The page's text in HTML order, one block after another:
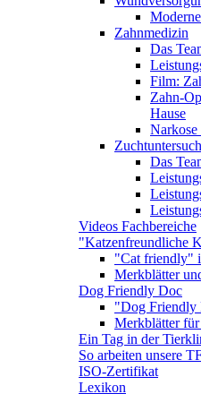
Zahnmedizin
Das
Film:
Zahn-
Hause
Narkose
Das
Videos Fachbereiche
"Katzenfreundliche
"Cat friendly"
Merkblätter
Dog Friendly Doc
"Dog Friendly
Merkblätter
Ein Tag in der
So arbeiten unsere
ISO-Zertifikat
Lexikon